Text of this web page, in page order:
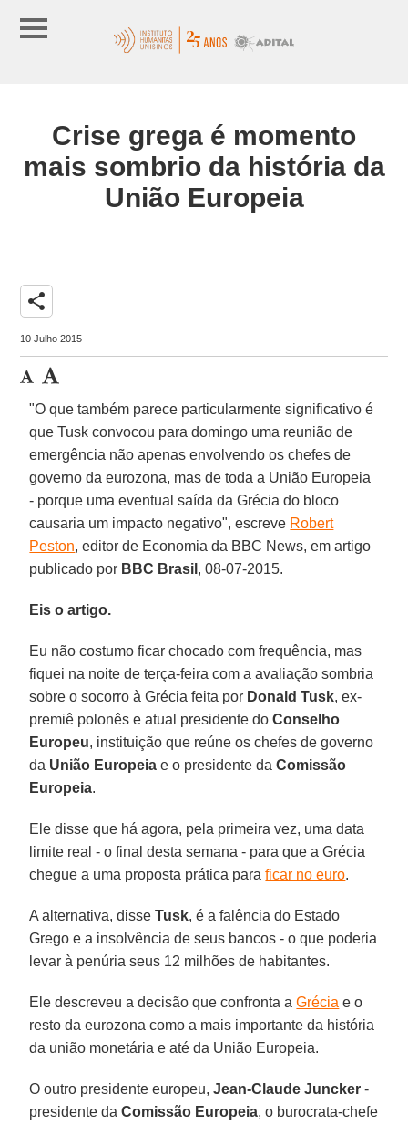
Crise grega é momento
mais sombrio da história da
União Europeia
share
10 Julho 2015
"O que também parece particularmente significativo é
que Tusk convocou para domingo uma reunião de
emergência não apenas envolvendo os chefes de
governo da eurozona, mas de toda a União Europeia
- porque uma eventual saída da Grécia do bloco
causaria um impacto negativo", escreve Robert
Peston, editor de Economia da BBC News, em artigo
publicado por BBC Brasil , 08-07-2015.
Eis o artigo.
Eu não costumo ficar chocado com frequência, mas
fiquei na noite de terça-feira com a avaliação sombria
sobre o socorro à Grécia feita por Donald Tusk, ex-
premiê polonês e atual presidente do Conselho
Europeu, instituição que reúne os chefes de governo
da União Europeia e o presidente daComissão
Europeia.
Ele disse que há agora, pela primeira vez, uma data
limite real - o final desta semana - para que a Grécia
chegue a uma proposta prática paraficar no euro.
A alternativa, disseTusk, é a falência do Estado
Grego e a insolvência de seus bancos - o que poderia
levar à penúria seus 12 milhões de habitantes.
Ele descreveu a decisão que confronta aGrécia e o
resto da eurozona como a mais importante da história
da união monetária e até da União Europeia.
O outro presidente europeu,Jean-Claude Juncker -
presidente daComissão Europeia, o burocrata-chefe